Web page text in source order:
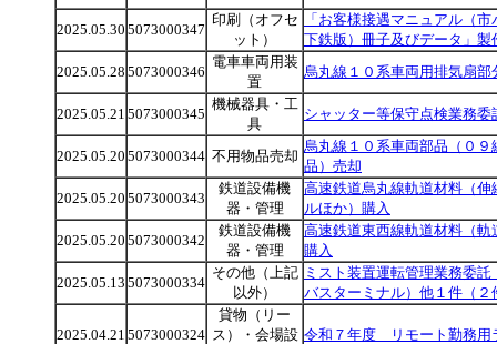
2025.05.30 5073000347
印刷（オフセ
ット）
「お客様接遇マニュアル（
下鉄版）冊子及びデータ」製
2025.05.28 5073000346
電車車両用装
置
烏丸線１０系車両用排気扇部
2025.05.21 5073000345
機械器具・工
具
シャッター等保守点検業務委
2025.05.20 5073000344 不用物品売却
烏丸線１０系車両部品（０９
品）売却
2025.05.20 5073000343
鉄道設備機
器・管理
高速鉄道烏丸線軌道材料（伸
ルほか）購入
2025.05.20 5073000342
鉄道設備機
器・管理
高速鉄道東西線軌道材料（軌
購入
2025.05.13 5073000334
その他（上記
以外）
ミスト装置運転管理業務委託
バスターミナル）他１件（２
2025.04.21 5073000324
貸物（リー
ス）・会場設 令和７年度 リモート勤務用